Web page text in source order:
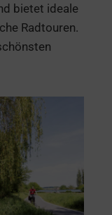
bietet ideale
Radtouren.